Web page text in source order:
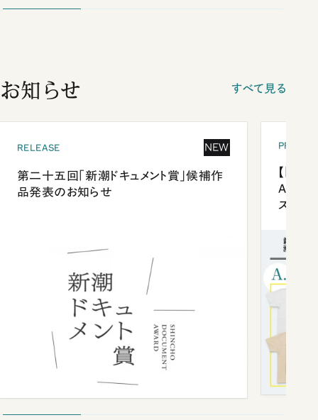
お知らせ すべて見る
RELEASE NEW
第二十五回「新潮ドキュメント賞」候補作
品発表のお知らせ
【「新
ズプレ